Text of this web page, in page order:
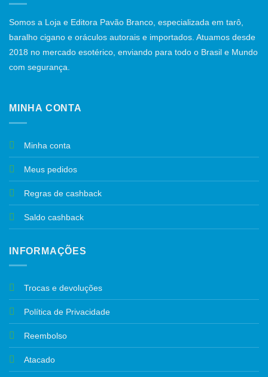
Somos a Loja e Editora Pavão Branco, especializada em tarô,
baralho cigano e oráculos autorais e importados. Atuamos desde
2018 no mercado esotérico, enviando para todo o Brasil e Mundo
com segurança.
MINHA CONTA
Minha conta
Meus pedidos
Regras de cashback
Saldo cashback
INFORMAÇÕES
Trocas e devoluções
Política de Privacidade
Reembolso
Atacado